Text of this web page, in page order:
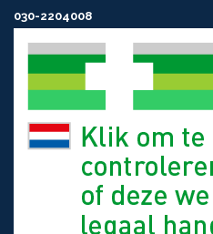
030-2204008